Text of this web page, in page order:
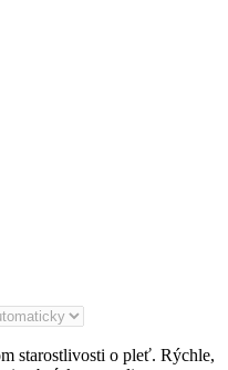
starostlivosti o pleť. Rýchle,